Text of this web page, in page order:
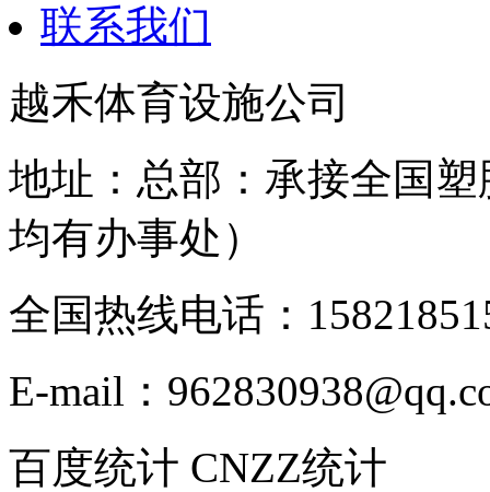
联系我们
越禾体育设施公司
地址：总部：承接全国
均有办事处）
全国热线电话：
E-mail：
百度统计 CNZZ统计